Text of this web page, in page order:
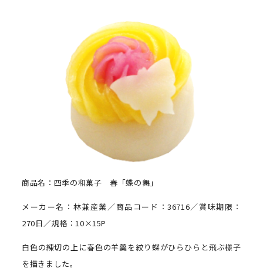
商品名：四季の和菓子 春「蝶の舞」
メーカー名：林兼産業／商品コード：36716／賞味期限：
270日／規格：10×15P
白色の練切の上に春色の羊羹を絞り蝶がひらひらと飛ぶ様子
を描きました。